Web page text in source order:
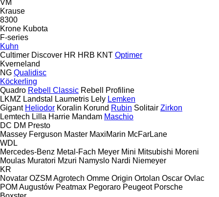
VM
Krause
8300
Krone Kubota
F-series
Kuhn
Cultimer Discover HR HRB KNT Optimer
Kverneland
NG Qualidisc
Köckerling
Quadro Rebell Classic Rebell Profiline
LKMZ Landstal Laumetris Lely Lemken
Gigant Heliodor Koralin Korund Rubin Solitair Zirkon
Lemtech Lilla Harrie Mandam Maschio
DC DM Presto
Massey Ferguson Master MaxiMarin McFarLane
WDL
Mercedes-Benz Metal-Fach Meyer Mini Mitsubishi Moreni
Moulas Muratori Mzuri Namyslo Nardi Niemeyer
KR
Novatar OZSM Agrotech Omme Origin Ortolan Oscar Ovlac
POM Augustów Peatmax Pegoraro Peugeot Porsche